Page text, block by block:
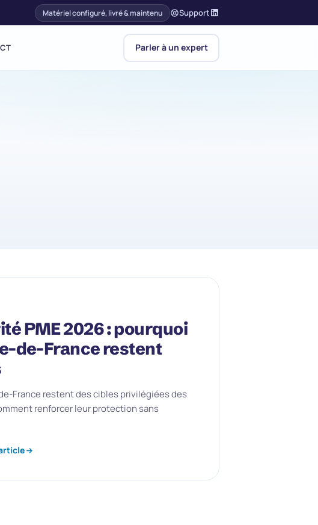
Matériel configuré, livré & maintenu Support
Parler à un expert
PME 2026 : pourquoi
de-France restent
France restent des cibles privilégiées des
renforcer leur protection sans